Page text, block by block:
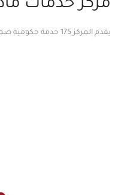
مركز خدمات
يقدم المركز 175 خدمة حكومية ضمن 27 مؤسسة :